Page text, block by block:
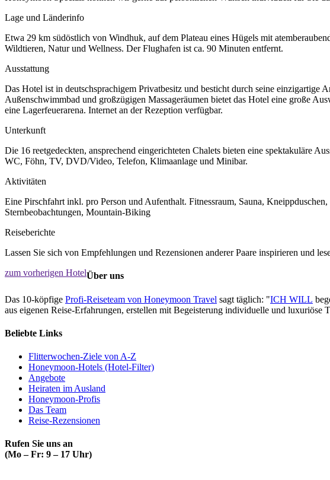
Lage und Länderinfo
Etwa 29 km südöstlich von Windhuk, auf dem Plateau eines Hügels mit
Wildtieren, Natur und Wellness. Der Flughafen ist ca. 90 Minuten entfernt.
Ausstattung
Das Hotel ist in deutschsprachigem Privatbesitz und besticht durch seine
Außenschwimmbad und großzügigen Massageräumen bietet das Hotel eine große
eine Lagerfeuerarena. Internet an der Rezeption verfügbar.
Unterkunft
Die 16 reetgedeckten, ansprechend eingerichteten Chalets bieten eine spektakuläre
WC, Föhn, TV, DVD/Video, Telefon, Klimaanlage und Minibar.
Aktivitäten
Eine Pirschfahrt inkl. pro Person und Aufenthalt. Fitnessraum, Sauna,
Sternbeobachtungen, Mountain-Biking
Reiseberichte
Lassen Sie sich von Empfehlungen und Rezensionen anderer Paare inspirieren und
zum vorherigen HotelÜber uns
Das 10-köpfige Profi-Reiseteam von Honeymoon Travel sagt täglich: "ICH WILL
aus eigenen Reise-Erfahrungen, erstellen mit Begeisterung individuelle und
Beliebte Links
Flitterwochen-Ziele von A-Z
Honeymoon-Hotels (Hotel-Filter)
Angebote
Heiraten im Ausland
Honeymoon-Profis
Das Team
Reise-Rezensionen
Rufen Sie uns an
(Mo – Fr: 9 – 17 Uhr)